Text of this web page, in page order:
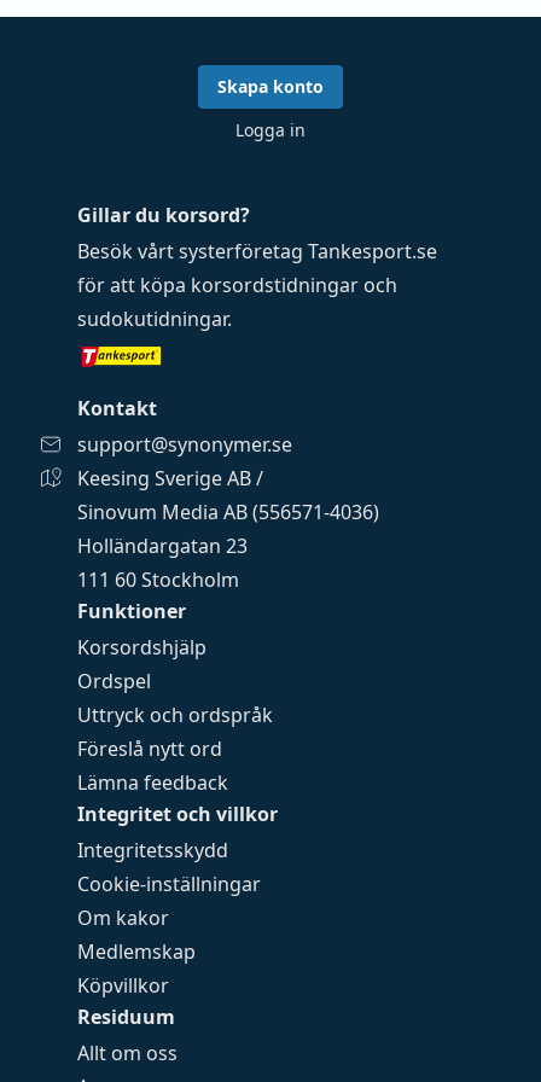
Funktioner
Korsordshjälp
Ordspel
Uttryck och ordspråk
Föreslå nytt ord
Lämna feedback
Integritet och villkor
Integritetsskydd
Cookie-inställningar
Om kakor
Medlemskap
Köpvillkor
Residuum
Allt om oss
Gillar du korsord?
Besök vårt systerföretag Tankesport.se
för att köpa korsordstidningar och
sudokutidningar.
Kontakt
support@synonymer.se
Keesing Sverige AB /
Sinovum Media AB (556571-4036)
Holländargatan 23
111 60 Stockholm
Skapa konto
Logga in